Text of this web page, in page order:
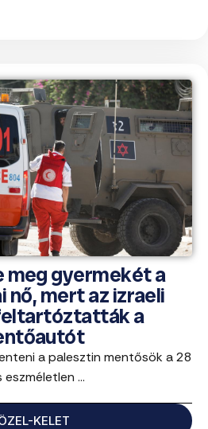
meg gyermekét a
nő, mert az izraeli
a
a palesztin mentősök a 28
eszméletlen ...
KELET